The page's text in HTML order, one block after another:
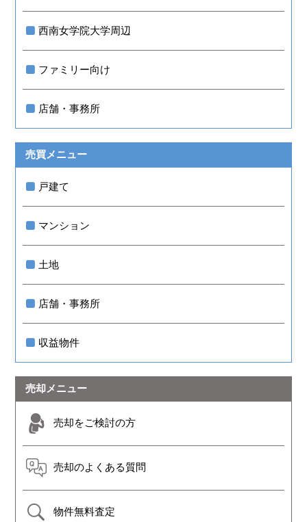
西南女学院大学周辺
ファミリー向け
店舗・事務所
売買メニュー
戸建て
マンション
土地
店舗・事務所
収益物件
売却メニュー
売却をご検討の方
売却のよくある質問
物件無料査定